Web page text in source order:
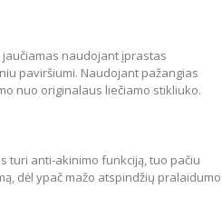
naudojant įprastas
paviršiumi. Naudojant pažangias
nuo originalaus liečiamo stikliuko.
turi anti-akinimo funkciją, tuo pačiu
dėl ypač mažo atspindžių pralaidumo.